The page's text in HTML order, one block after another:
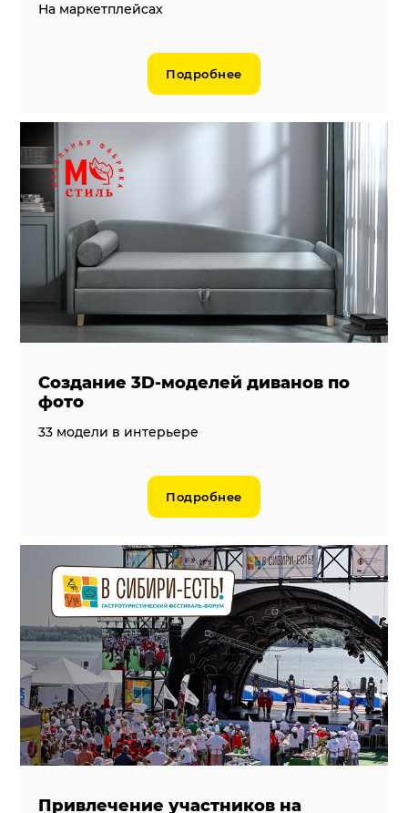
На маркетплейсах
Подробнее
Создание 3D-моделей диванов по
фото
33 модели в интерьере
Подробнее
Привлечение участников на